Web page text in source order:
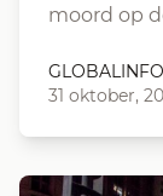
moord op
GLOBALINFO
31 oktober,